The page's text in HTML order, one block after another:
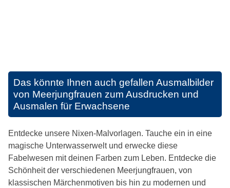
Das könnte Ihnen auch gefallen Ausmalbilder
von Meerjungfrauen zum Ausdrucken und
Ausmalen für Erwachsene
Entdecke unsere Nixen-Malvorlagen. Tauche ein in eine
magische Unterwasserwelt und erwecke diese
Fabelwesen mit deinen Farben zum Leben. Entdecke die
Schönheit der verschiedenen Meerjungfrauen, von
klassischen Märchenmotiven bis hin zu modernen und